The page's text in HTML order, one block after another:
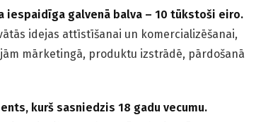
iespaidīga galvenā balva – 10 tūkstoši eiro.
idejas attīstīšanai un komercializēšanai,
mārketingā, produktu izstrādē, pārdošanā
kurš sasniedzis 18 gadu vecumu.